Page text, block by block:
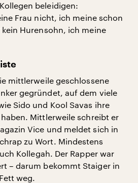
beleidigen:
Frau nicht, ich meine schon
kein Hurensohn, ich meine
mittlerweile geschlossene
gegründet, auf dem viele
Sido und Kool Savas ihre
Mittlerweile schreibt er
Vice und meldet sich in
zu Wort. Mindestens
Kollegah. Der Rapper war
– darum bekommt Staiger in
weg.